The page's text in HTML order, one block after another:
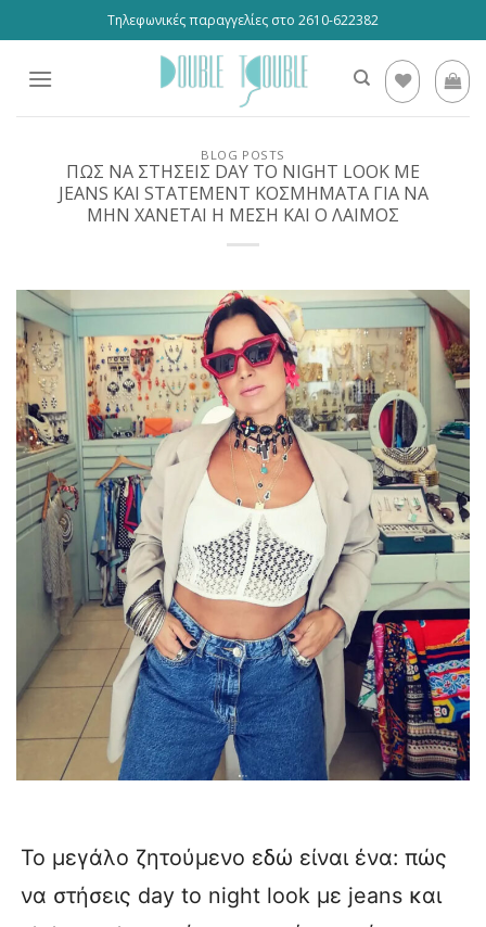
to
Τηλεφωνικές παραγγελίες στο 2610-622382
BLOG POSTS
ΠΩΣ ΝΑ ΣΤΗΣΕΙΣ DAY TO NIGHT LOOK ΜΕ
JEANS ΚΑΙ STATEMENT ΚΟΣΜΗΜΑΤΑ ΓΙΑ ΝΑ
ΜΗΝ ΧΑΝΕΤΑΙ Η ΜΕΣΗ ΚΑΙ Ο ΛΑΙΜΟΣ
Το μεγάλο ζητούμενο εδώ είναι ένα: πώς
να στήσεις day to night look με jeans και